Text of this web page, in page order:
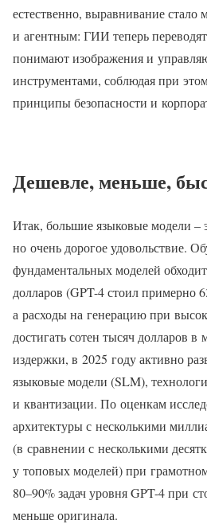
естественно, выравнивание стало
и агентным: ГИИ теперь
понимают изображения и
инструментами, соблюдая при
принципы безопасности и
Дешевле, меньше,
Итак, большие языковые модели –
но очень дорогое удовольствие.
фундаментальных моделей
долларов (GPT-4 стоил примерно
а расходы на генерацию при
достигать сотен тысяч долларов
издержки, в 2025 году активно
языковые модели (SLM),
и квантизации. По оценкам
архитектуры с несколькими
(в сравнении с несколькими
у топовых моделей) при
80–90% задач уровня GPT-4 при
меньше оригинала.